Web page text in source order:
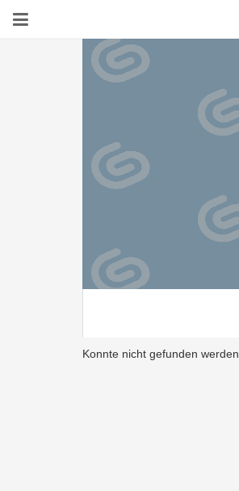
Konnte nicht gefunden werden